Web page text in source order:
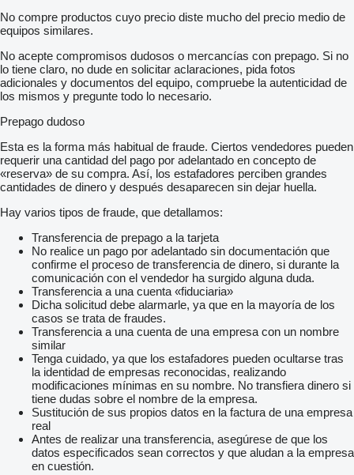
No compre productos cuyo precio diste mucho del precio medio de
equipos similares.
No acepte compromisos dudosos o mercancías con prepago. Si no
lo tiene claro, no dude en solicitar aclaraciones, pida fotos
adicionales y documentos del equipo, compruebe la autenticidad de
los mismos y pregunte todo lo necesario.
Prepago dudoso
Esta es la forma más habitual de fraude. Ciertos vendedores pueden
requerir una cantidad del pago por adelantado en concepto de
«reserva» de su compra. Así, los estafadores perciben grandes
cantidades de dinero y después desaparecen sin dejar huella.
Hay varios tipos de fraude, que detallamos:
Transferencia de prepago a la tarjeta
No realice un pago por adelantado sin documentación que
confirme el proceso de transferencia de dinero, si durante la
comunicación con el vendedor ha surgido alguna duda.
Transferencia a una cuenta «fiduciaria»
Dicha solicitud debe alarmarle, ya que en la mayoría de los
casos se trata de fraudes.
Transferencia a una cuenta de una empresa con un nombre
similar
Tenga cuidado, ya que los estafadores pueden ocultarse tras
la identidad de empresas reconocidas, realizando
modificaciones mínimas en su nombre. No transfiera dinero si
tiene dudas sobre el nombre de la empresa.
Sustitución de sus propios datos en la factura de una empresa
real
Antes de realizar una transferencia, asegúrese de que los
datos especificados sean correctos y que aludan a la empresa
en cuestión.